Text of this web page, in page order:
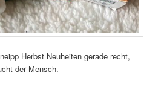
Herbst Neuheiten gerade recht,
der Mensch.